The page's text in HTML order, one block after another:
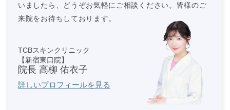
いましたら、どうぞお気軽にご相談ください。皆様のご
来院をお待ちしております。
TCBスキンクリニック
【新宿東口院】
院長 高柳 佑衣子
詳しいプロフィールを見る